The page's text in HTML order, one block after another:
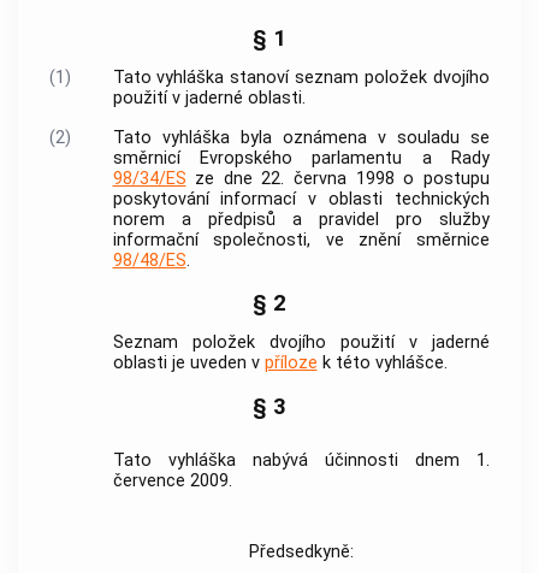
§ 1
(1)
Tato vyhláška stanoví seznam položek dvojího
použití v jaderné oblasti.
(2)
Tato vyhláška byla oznámena v souladu se
směrnicí Evropského parlamentu a Rady
98/34/ES ze dne 22. června 1998 o postupu
poskytování informací v oblasti technických
norem a předpisů a pravidel pro služby
informační společnosti, ve znění směrnice
98/48/ES.
§ 2
Seznam položek dvojího použití v jaderné
oblasti je uveden v příloze k této vyhlášce.
§ 3
Tato vyhláška nabývá účinnosti dnem 1.
července 2009.
Předsedkyně: